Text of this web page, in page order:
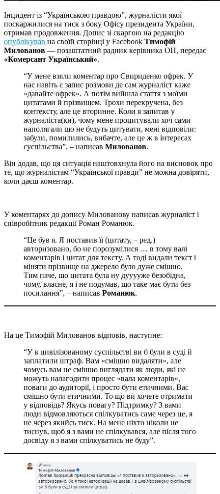
Інцидент із “Українською правдою”, журналісти якої
поскаржилися на тиск з боку Офісу президента України,
отримав продовження. Допис зі скаргою на редакцію
опублікував на своїй сторінці у Facebook Тимофій
Милованов — позаштатний радник керівника ОП, передає
«Комерсант Український».
“У мене взяли коментар про Свириденко офрек. У
нас навіть є запис розмови де сам журналіст каже
«давайте офрек». А потім вийшла стаття з моїми
цитатами й прізвищем. Трохи перекручена, без
контексту, але це вторинне. Коли я запитав у
журналіста(ки), чому мене процитували хоч сами
наполягали що не будуть цитувати, мені відповіли:
забули, помилились, вибачте, але це ж в інтересах
суспільства”, – написав Милованов.
Він додав, що ця ситуація наштовхнула його на висновок про
те, що журналістам “Української правди” не можна довіряти,
коли даєш коментар.
У коментарях до допису Милованову написав журналіст і
співробітник редакції Роман Романюк.
“Це був я. Я поставив її (цитату, – ред.)
авторизовано, бо не порозумілися … в тому валі
коментарів і цитат для тексту. А тоді видали текст і
міняти прізвище на джерело було дуже смішно.
Тим паче, що цитата була ну дууууже безобідна,
чому, власне, я і не подумав, що таке має бути без
посилання”, – написав Романюк.
На це Тимофій Милованов відповів, наступне:
“У в цивілізованому суспільстві ви б були в суді й
заплатили штраф. Вам «смішно видаляти», але
чомусь вам не смішно виглядати як люди, які не
можуть налагодити процес «вала коментарів»,
поваги до аудиторії, і просто бути етичними. Вас
смішно бути етичними. То що ви хочете отримати
у відповідь? Якусь повагу? Підтримку? З вами
люди відмовляються спілкуватись саме через це, я
не через якийсь тиск. На мене ніхто ніколи не
тиснув, щоб я з вами не спілкувався, але після того
досвіду я з вами спілкуватись не буду”.